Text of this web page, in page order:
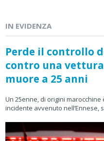
IN EVIDENZA
Perde il controllo
contro una
muore a 25 anni
Un 25enne, di origini
incidente avvenuto nell’Ennese,